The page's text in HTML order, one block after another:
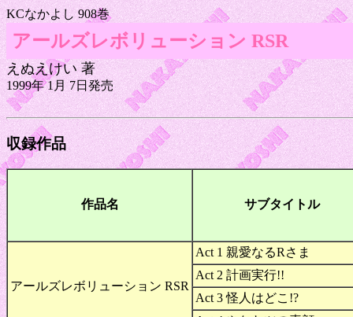
KCなかよし 908巻
アールズレボリューション RSR
えぬえけい 著
1999年 1月 7日発売
収録作品
作品名 サブタイトル
アールズレボリューション RSR
Act 1 親愛なるRさま
Act 2 計画実行!!
Act 3 怪人はどこ!?